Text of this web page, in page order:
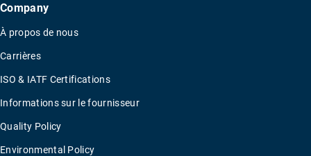
Company
À propos de nous
Carrières
ISO & IATF Certifications
Informations sur le fournisseur
Quality Policy
Environmental Policy